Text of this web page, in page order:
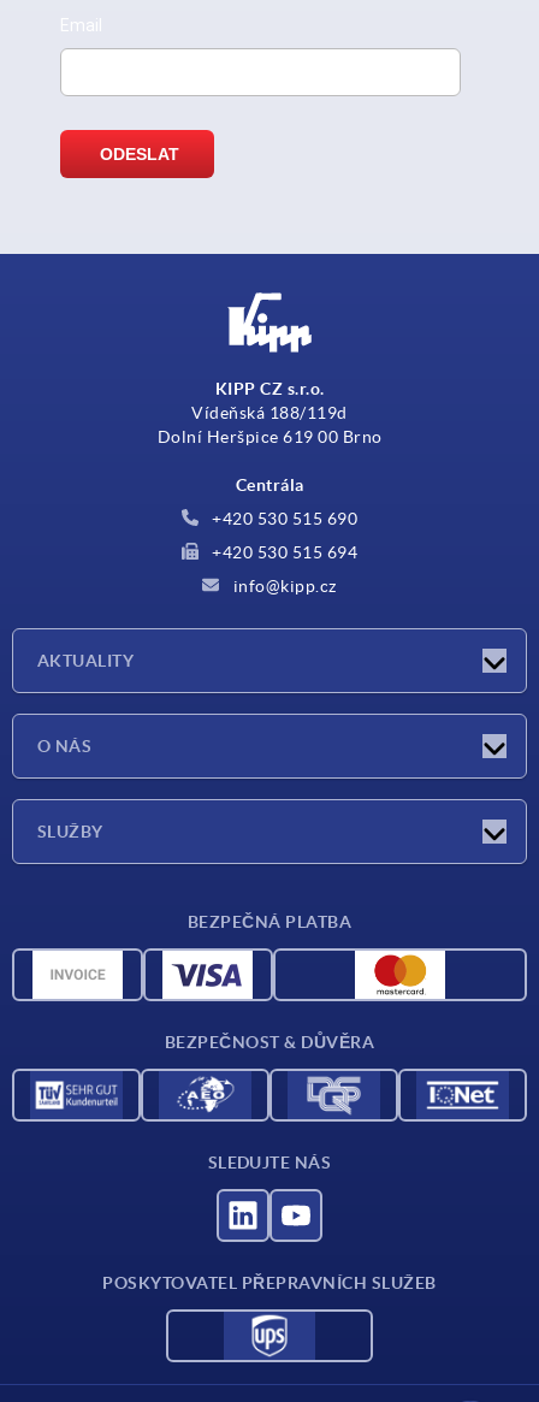
KIPP CZ s.r.o.
Vídeňská 188/119d
Dolní Heršpice 619 00 Brno
Centrála
+420 530 515 690
+420 530 515 694
info@kipp.cz
AKTUALITY
O NÁS
SLUŽBY
CAD data
BEZPEČNÁ PLATBA
BEZPEČNOST & DŮVĚRA
SLEDUJTE NÁS
POSKYTOVATEL PŘEPRAVNÍCH SLUŽEB